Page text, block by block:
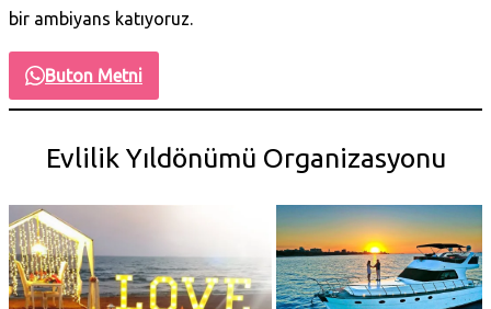
bir ambiyans katıyoruz.
Buton Metni
Evlilik Yıldönümü Organizasyonu